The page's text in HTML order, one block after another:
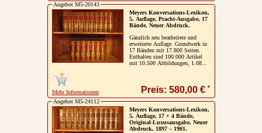
Geschäftsbedingungen
Datenschutzerklärung
Impressum / Kontakt
Ihr Warenkorb
Angebot M5-20143
Meyers Konversations-Lexikon,
5. Auflage, Pracht-Ausgabe, 17
Bände, Neuer Abdruck.
Gänzlich neu bearbeitete und
erweiterte Auflage. Grundwerk in
17 Bänden mit 17.800 Seiten.
Enthalten sind 100.000 Artikel
mit 10.500 Abbildungen, 1.08...
Mehr Informationen Preis: 580,00 € *
Angebot M5-24112
Meyers Konversations-Lexikon,
5. Auflage, 17 + 4 Bände,
Original-Luxusausgabe, Neuer
Abdruck, 1897 – 1901.